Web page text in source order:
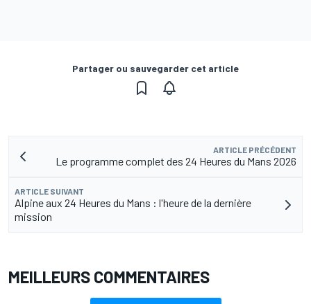
Partager ou sauvegarder cet article
ARTICLE PRÉCÉDENT
Le programme complet des 24 Heures du Mans 2026
ARTICLE SUIVANT
Alpine aux 24 Heures du Mans : l'heure de la dernière
mission
MEILLEURS COMMENTAIRES